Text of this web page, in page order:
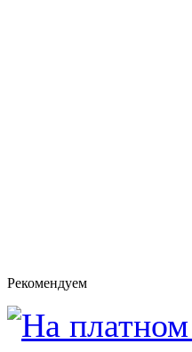
Рекомендуем